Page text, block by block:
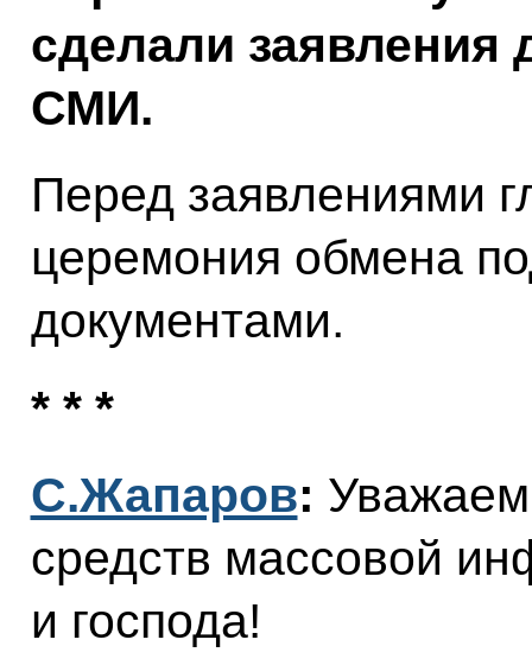
сделали заявления
СМИ.
Перед заявлениями
церемония обмена
документами.
* * *
С.Жапаров:
средств массовой
и господа!